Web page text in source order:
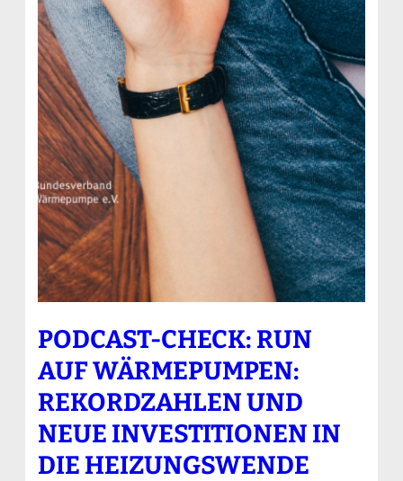
PODCAST-CHECK: RUN
AUF WÄRMEPUMPEN:
REKORDZAHLEN UND
NEUE INVESTITIONEN IN
DIE HEIZUNGSWENDE